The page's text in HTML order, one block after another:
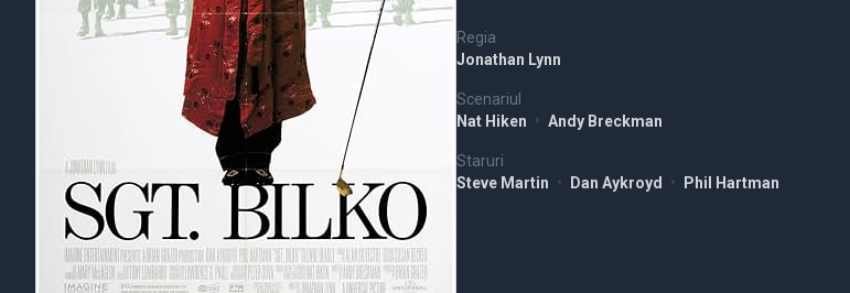
Regia
Jonathan Lynn
Scenariul
Nat Hiken • Andy Breckman
Staruri
Steve Martin • Dan Aykroyd • Phil Hartman